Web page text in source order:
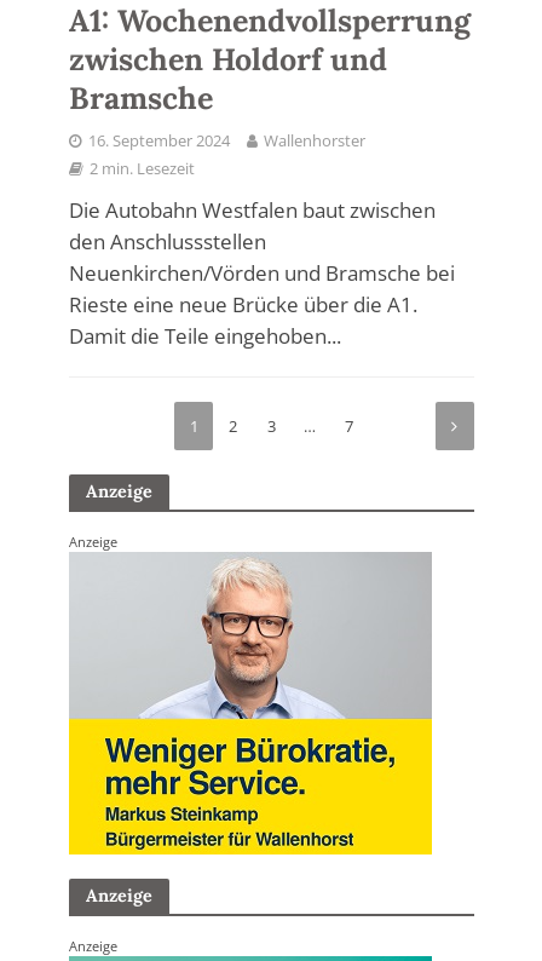
A1: Wochenendvollsperrung
zwischen Holdorf und
Bramsche
16. September 2024
Wallenhorster
2 min. Lesezeit
Die Autobahn Westfalen baut zwischen
den Anschlussstellen
Neuenkirchen/Vörden und Bramsche bei
Rieste eine neue Brücke über die A1.
Damit die Teile eingehoben...
1 2 3 … 7
Anzeige
Anzeige
Anzeige
Anzeige